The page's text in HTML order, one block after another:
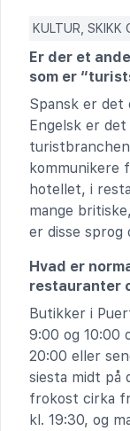
KULTUR, SKIKK
Er der et
som er
Spansk er det
Engelsk er
kommunikere
hotellet, i
mange
er disse sprog
Hvad er
restauranter
Butikker i
9:00 og 10:00
20:00 eller
siesta midt på
frokost cirka
kl. 19:30, og